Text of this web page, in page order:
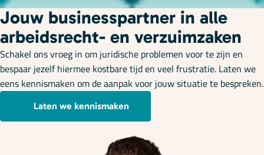
Jouw businesspartner in alle
arbeidsrecht- en verzuimzaken
Schakel ons vroeg in om juridische problemen voor te zijn en
bespaar jezelf hiermee kostbare tijd en veel frustratie. Laten we
eens kennismaken om de aanpak voor jouw situatie te bespreken.
Laten we kennismaken